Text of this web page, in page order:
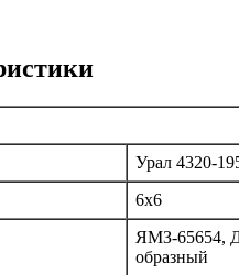
Урал 4320-
6х6
ЯМЗ-65654,
образный